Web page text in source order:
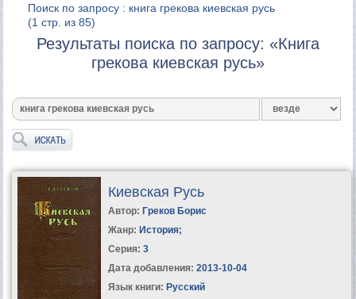
Поиск по запросу : книга грекова киевская русь
(1 стр. из 85)
Результаты поиска по запросу: «Книга
грекова киевская русь»
Киевская Русь
Автор: Греков Борис
Жанр: История;
Серия: 3
Дата добавления: 2013-10-04
Язык книги: Русский